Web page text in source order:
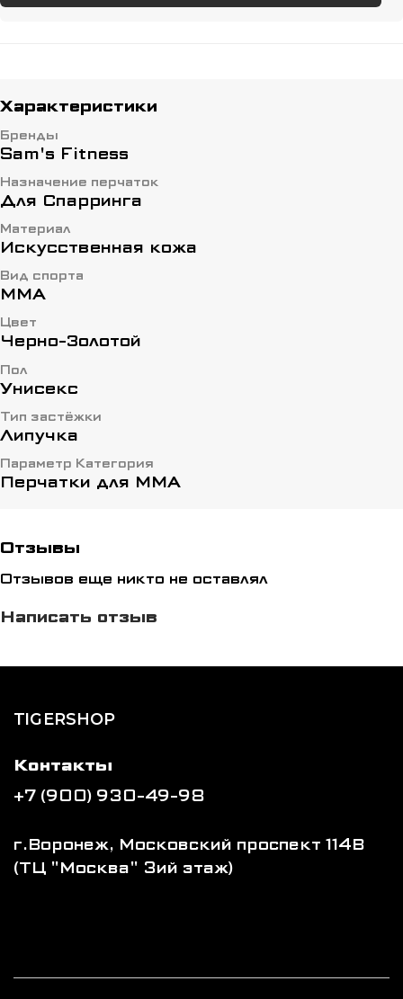
Характеристики
Бренды
Sam's Fitness
Назначение перчаток
Для Спарринга
Материал
Искусственная кожа
Вид спорта
ММА
Цвет
Черно-Золотой
Пол
Унисекс
Тип застёжки
Липучка
Параметр Категория
Перчатки для ММА
Отзывы
Отзывов еще никто не оставлял
Написать отзыв
TIGERSHOP
Контакты
+7 (900) 930-49-98
г.Воронеж, Московский проспект 114В
(ТЦ "Москва" 3ий этаж)